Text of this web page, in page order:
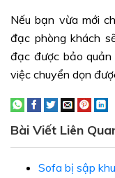
Nếu bạn vừa mới
đạc phòng khách
đạc được bảo
việc chuyển dọn
Bài Viết Liên
Sofa bị sập